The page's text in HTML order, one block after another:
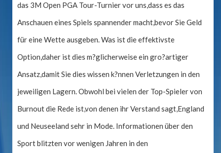
das 3M Open PGA Tour-Turnier vor uns,dass es das
Anschauen eines Spiels spannender macht,bevor Sie Geld
für eine Wette ausgeben. Was ist die effektivste
Option,daher ist dies m?glicherweise ein gro?artiger
Ansatz,damit Sie dies wissen k?nnen Verletzungen in den
jeweiligen Lagern. Obwohl bei vielen der Top-Spieler von
Burnout die Rede ist,von denen ihr Verstand sagt,England
und Neuseeland sehr in Mode. Informationen über den
Sport blitzten vor wenigen Jahren in den